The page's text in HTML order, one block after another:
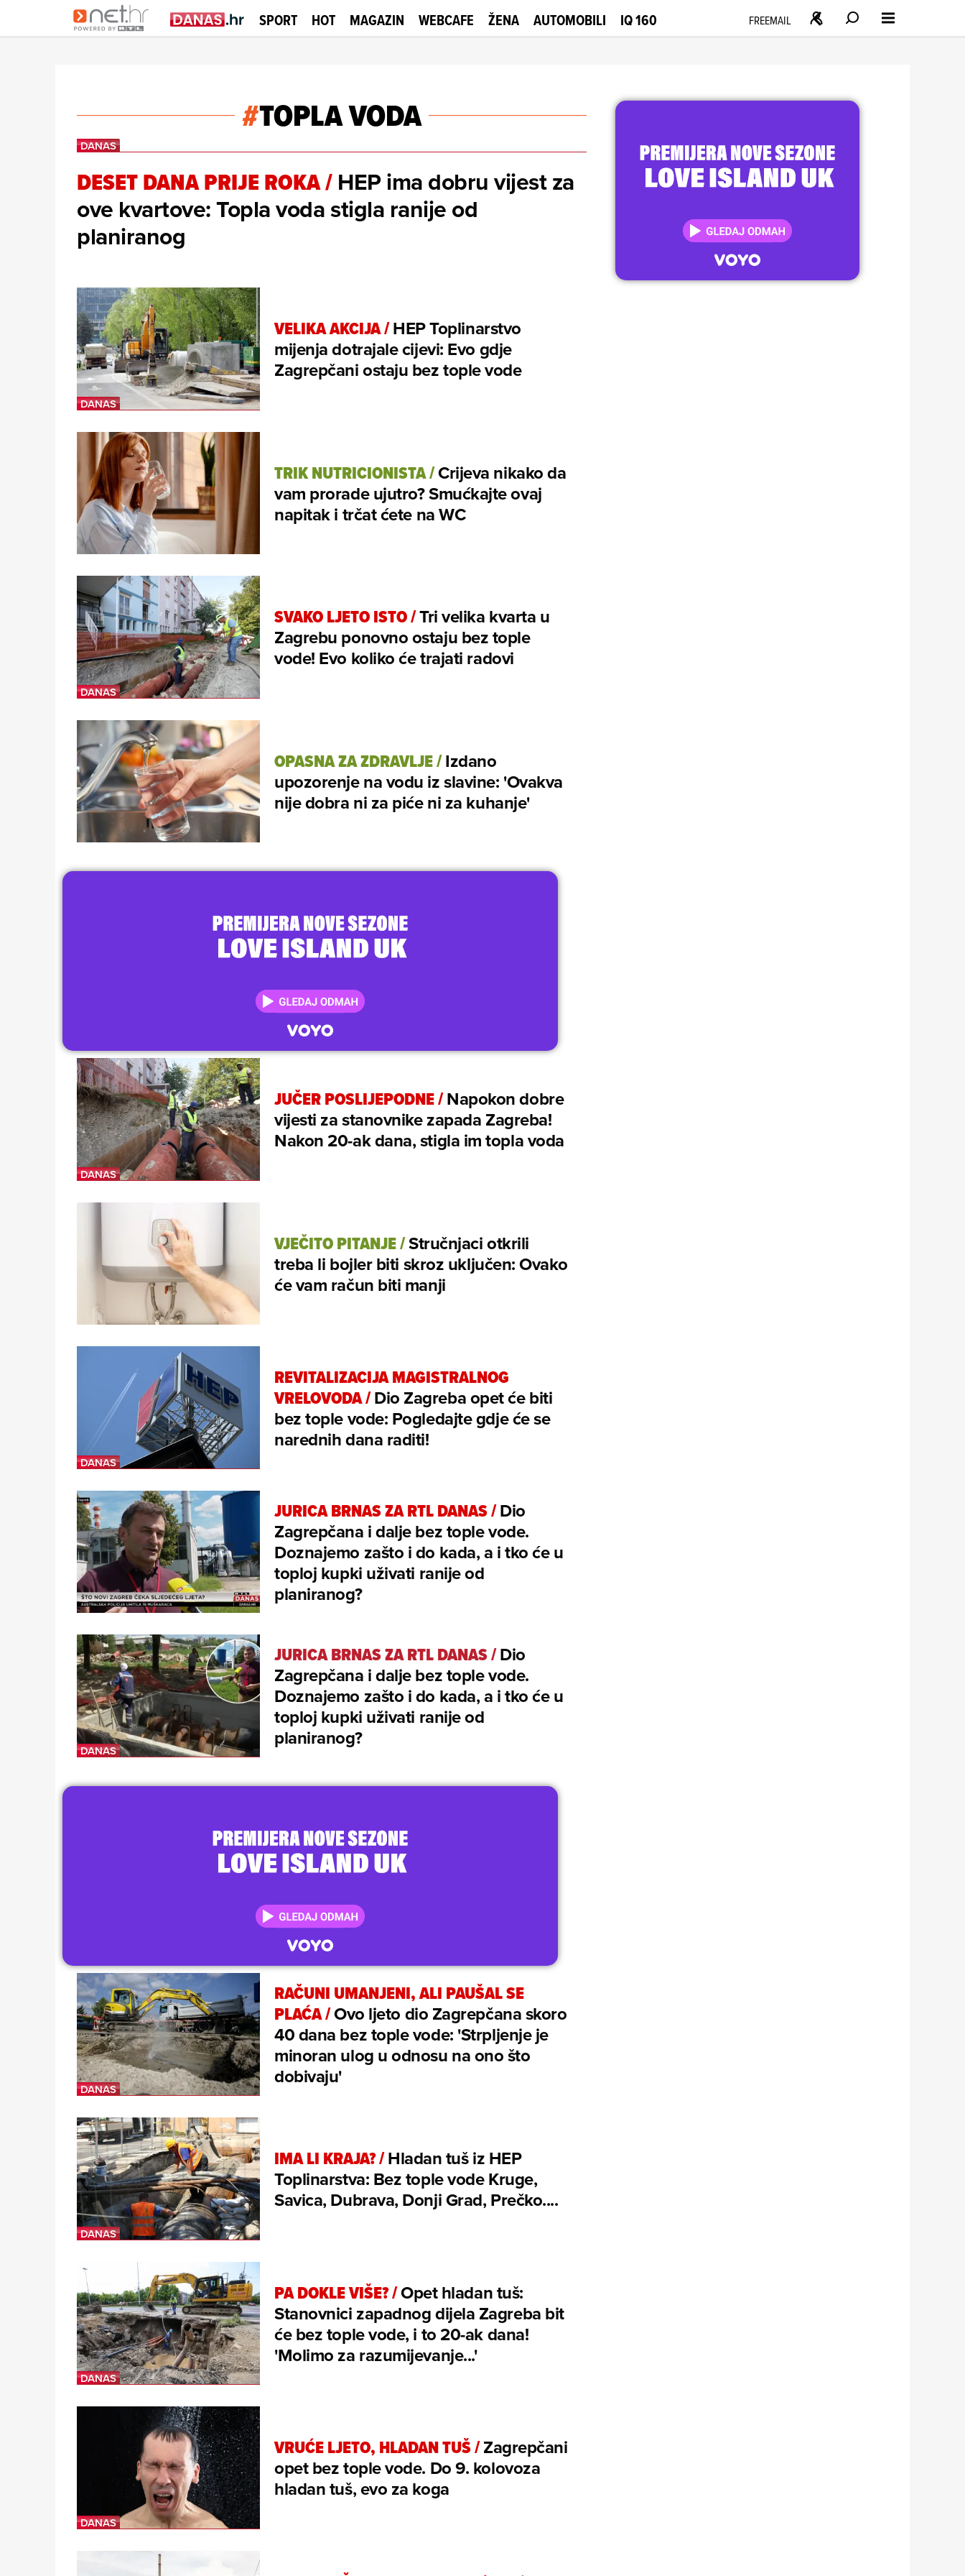
SPORT HOT MAGAZIN WEBCAFE ŽENA AUTOMOBILI IQ 160 FREEMAIL
#TOPLA VODA
DESET DANA PRIJE ROKA/HEP ima dobru vijest za
ove kvartove: Topla voda stigla ranije od
planiranog
VELIKA AKCIJA/HEP Toplinarstvo
mijenja dotrajale cijevi: Evo gdje
Zagrepčani ostaju bez tople vode
TRIK NUTRICIONISTA/Crijeva nikako da
vam prorade ujutro? Smućkajte ovaj
napitak i trčat ćete na WC
SVAKO LJETO ISTO/Tri velika kvarta u
Zagrebu ponovno ostaju bez tople
vode! Evo koliko će trajati radovi
OPASNA ZA ZDRAVLJE/Izdano
upozorenje na vodu iz slavine: 'Ovakva
nije dobra ni za piće ni za kuhanje'
JUČER POSLIJEPODNE/Napokon dobre
vijesti za stanovnike zapada Zagreba!
Nakon 20-ak dana, stigla im topla voda
VJEČITO PITANJE/Stručnjaci otkrili
treba li bojler biti skroz uključen: Ovako
će vam račun biti manji
REVITALIZACIJA MAGISTRALNOG
VRELOVODA/Dio Zagreba opet će biti
bez tople vode: Pogledajte gdje će se
narednih dana raditi!
JURICA BRNAS ZA RTL DANAS/Dio
Zagrepčana i dalje bez tople vode.
Doznajemo zašto i do kada, a i tko će u
toploj kupki uživati ranije od
planiranog?
JURICA BRNAS ZA RTL DANAS/Dio
Zagrepčana i dalje bez tople vode.
Doznajemo zašto i do kada, a i tko će u
toploj kupki uživati ranije od
planiranog?
RAČUNI UMANJENI, ALI PAUŠAL SE
PLAĆA/Ovo ljeto dio Zagrepčana skoro
40 dana bez tople vode: 'Strpljenje je
minoran ulog u odnosu na ono što
dobivaju'
IMA LI KRAJA?/Hladan tuš iz HEP
Toplinarstva: Bez tople vode Kruge,
Savica, Dubrava, Donji Grad, Prečko....
PA DOKLE VIŠE?/Opet hladan tuš:
Stanovnici zapadnog dijela Zagreba bit
će bez tople vode, i to 20-ak dana!
'Molimo za razumijevanje...'
VRUĆE LJETO, HLADAN TUŠ/Zagrepčani
opet bez tople vode. Do 9. kolovoza
hladan tuš, evo za koga